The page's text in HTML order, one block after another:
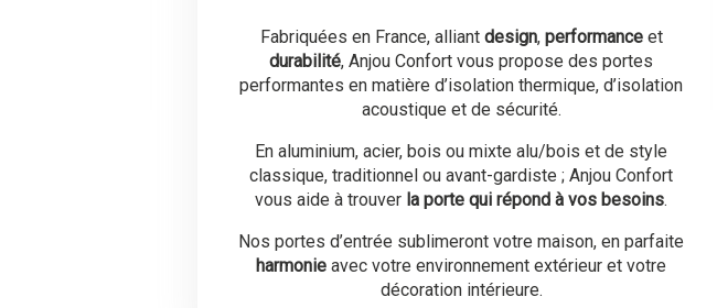
Fabriquées en France, alliant design, performance et
durabilité, Anjou Confort vous propose des portes
performantes en matière d’isolation thermique, d’isolation
acoustique et de sécurité.
En aluminium, acier, bois ou mixte alu/bois et de style
classique, traditionnel ou avant-gardiste ; Anjou Confort
vous aide à trouver la porte qui répond à vos besoins.
Nos portes d’entrée sublimeront votre maison, en parfaite
harmonieavec votre environnement extérieur et votre
décoration intérieure.